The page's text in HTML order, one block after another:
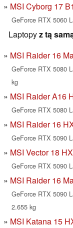
MSI Cyborg 17
GeForce RTX 5060
Laptopyz tą
MSI Raider 16
GeForce RTX 5080
kg
MSI Raider A16
GeForce RTX 5080
MSI Raider 16
GeForce RTX 5090
MSI Vector 18
GeForce RTX 5090
MSI Raider 16
GeForce RTX 5090
2.655 kg
MSI Katana 15